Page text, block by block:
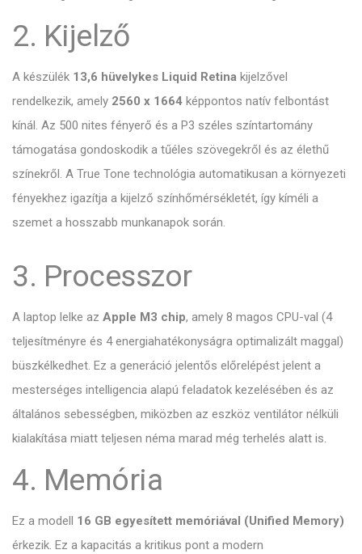
2. Kijelző
A készülék 13,6 hüvelykes Liquid Retina kijelzővel
rendelkezik, amely 2560 x 1664 képpontos natív felbontást
kínál. Az 500 nites fényerő és a P3 széles színtartomány
támogatása gondoskodik a tűéles szövegekről és az élethű
színekről. A True Tone technológia automatikusan a környezeti
fényekhez igazítja a kijelző színhőmérsékletét, így kíméli a
szemet a hosszabb munkanapok során.
3. Processzor
A laptop lelke az Apple M3 chip, amely 8 magos CPU-val (4
teljesítményre és 4 energiahatékonyságra optimalizált maggal)
büszkélkedhet. Ez a generáció jelentős előrelépést jelent a
mesterséges intelligencia alapú feladatok kezelésében és az
általános sebességben, miközben az eszköz ventilátor nélküli
kialakítása miatt teljesen néma marad még terhelés alatt is.
4. Memória
Ez a modell 16 GB egyesített memóriával (Unified Memory)
érkezik. Ez a kapacitás a kritikus pont a modern